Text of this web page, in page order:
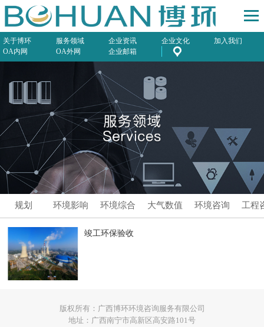
关于博环 服务领域 企业资讯 企业文化
加入我们
OA内网
OA外网 企业邮箱
规划 环境影响
评价
环境综合
服务
大气数值 环境咨询 工程
竣工环保验收
版权所有：广西博环环境咨询服务有限公司
地址：广西南宁市高新区高安路101号